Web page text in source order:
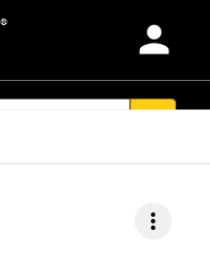
person
more_vert